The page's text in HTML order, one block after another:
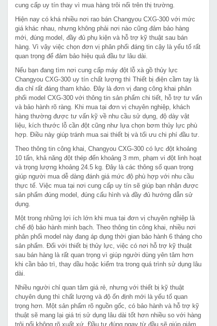
cung cấp uy tín thay vì mua hàng trôi nổi trên thị trường.
Hiện nay có khá nhiều nơi rao bán Changyou CXG-300 với mức
giá khác nhau, nhưng không phải nơi nào cũng đảm bảo hàng
mới, đúng model, đầy đủ phụ kiện và hỗ trợ kỹ thuật sau bán
hàng. Vì vậy việc chọn đơn vị phân phối đáng tin cậy là yếu tố rất
quan trọng để đảm bảo hiệu quả đầu tư lâu dài.
Nếu bạn đang tìm nơi cung cấp máy đột lỗ xà gồ thủy lực
Changyou CXG-300 uy tín chất lượng thì Thiết bị điện cầm tay là
địa chỉ rất đáng tham khảo. Đây là đơn vị đang công khai phân
phối model CXG-300 với thông tin sản phẩm chi tiết, hỗ trợ tư vấn
và bảo hành rõ ràng. Khi mua tại đơn vị chuyên nghiệp, khách
hàng thường được tư vấn kỹ về nhu cầu sử dụng, độ dày vật
liệu, kích thước lỗ cần đột cũng như lựa chọn bơm thủy lực phù
hợp. Điều này giúp tránh mua sai thiết bị và tối ưu chi phí đầu tư.
Theo thông tin công khai, Changyou CXG-300 có lực đột khoảng
10 tấn, khả năng đột thép đến khoảng 3 mm, phạm vi đột linh hoạt
và trọng lượng khoảng 24.5 kg. Đây là các thông số quan trọng
giúp người mua dễ dàng đánh giá mức độ phù hợp với nhu cầu
thực tế. Việc mua tại nơi cung cấp uy tín sẽ giúp bạn nhận được
sản phẩm đúng model, đúng cấu hình và đầy đủ hướng dẫn sử
dụng.
Một trong những lợi ích lớn khi mua tại đơn vị chuyên nghiệp là
chế độ bảo hành minh bạch. Theo thông tin công khai, nhiều nơi
phân phối model này đang áp dụng thời gian bảo hành 6 tháng cho
sản phẩm. Đối với thiết bị thủy lực, việc có nơi hỗ trợ kỹ thuật
sau bán hàng là rất quan trọng vì giúp người dùng yên tâm hơn
khi cần bảo trì, thay dầu hoặc kiểm tra trong quá trình sử dụng lâu
dài.
Nhiều người chỉ quan tâm giá rẻ, nhưng với thiết bị kỹ thuật
chuyên dụng thì chất lượng và độ ổn định mới là yếu tố quan
trọng hơn. Một sản phẩm rõ nguồn gốc, có bảo hành và hỗ trợ kỹ
thuật sẽ mang lại giá trị sử dụng lâu dài tốt hơn nhiều so với hàng
trôi nổi không rõ xuất xứ. Đầu tư đúng ngay từ đầu sẽ giúp giảm